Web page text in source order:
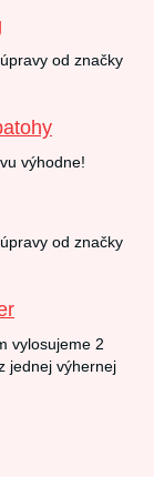
od značky
výhodne!
od značky
vylosujeme 2
jednej výhernej